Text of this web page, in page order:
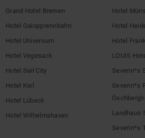
Grand Hotel Bremen
Hotel Galopprennbahn
Hotel Universum
Hotel Vegesack
Hotel Sail City
Hotel Kiel
Hotel Lübeck
Hotel Wilhelmshaven
Hotel
Hotel
Hotel
LOUIS
Severin*s
Severin*s
Landhaus
Severin*s